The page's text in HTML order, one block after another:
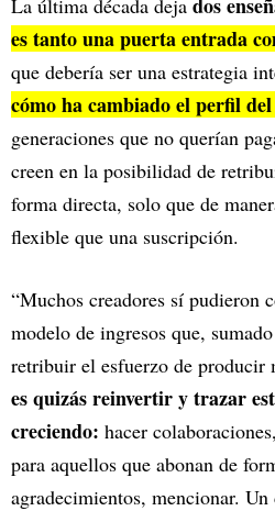
La última década deja
es tanto una puerta entrada
que debería ser una estrategia
cómo ha cambiado el perfil
generaciones que no querían
creen en la posibilidad de
forma directa, solo que de
flexible que una suscripción.
“Muchos creadores sí pudieron
modelo de ingresos que,
retribuir el esfuerzo de producir
es quizás reinvertir y trazar
creciendo: hacer
para aquellos que abonan de
agradecimientos, mencionar.